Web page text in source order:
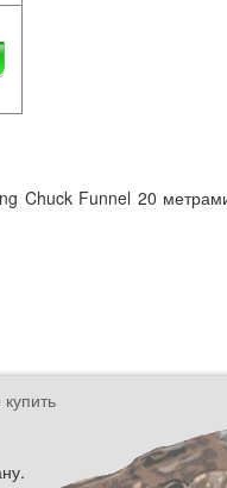
Chuck Funnel 20
купить